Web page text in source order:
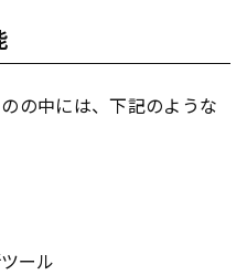
の中には、下記のような
ール